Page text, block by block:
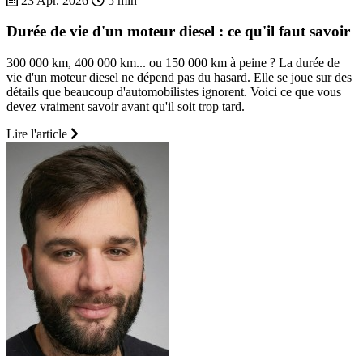
Durée de vie d'un moteur diesel : ce qu'il faut savoir
300 000 km, 400 000 km... ou 150 000 km à peine ? La durée de
vie d'un moteur diesel ne dépend pas du hasard. Elle se joue sur des
détails que beaucoup d'automobilistes ignorent. Voici ce que vous
devez vraiment savoir avant qu'il soit trop tard.
Lire l'article